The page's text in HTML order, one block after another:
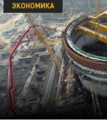
ЭКОНОМИКА